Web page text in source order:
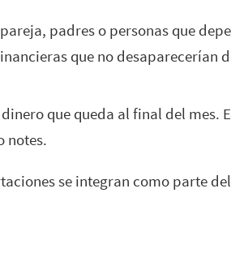
padres o personas que
que no desaparecerían
que queda al final del
notes.
se integran como parte